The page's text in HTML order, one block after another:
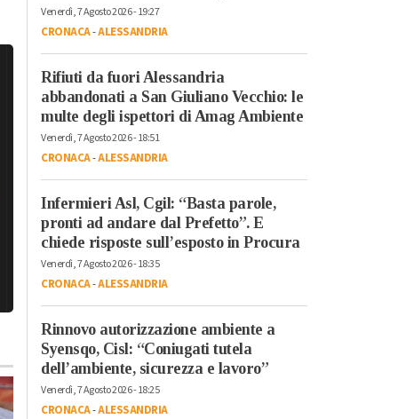
Venerdì, 7 Agosto 2026 - 19:27
CRONACA-ALESSANDRIA
Rifiuti da fuori Alessandria
abbandonati a San Giuliano Vecchio: le
multe degli ispettori di Amag Ambiente
Venerdì, 7 Agosto 2026 - 18:51
CRONACA-ALESSANDRIA
Infermieri Asl, Cgil: “Basta parole,
pronti ad andare dal Prefetto”. E
chiede risposte sull’esposto in Procura
Venerdì, 7 Agosto 2026 - 18:35
CRONACA-ALESSANDRIA
Rinnovo autorizzazione ambiente a
Syensqo, Cisl: “Coniugati tutela
dell’ambiente, sicurezza e lavoro”
Venerdì, 7 Agosto 2026 - 18:25
CRONACA-ALESSANDRIA